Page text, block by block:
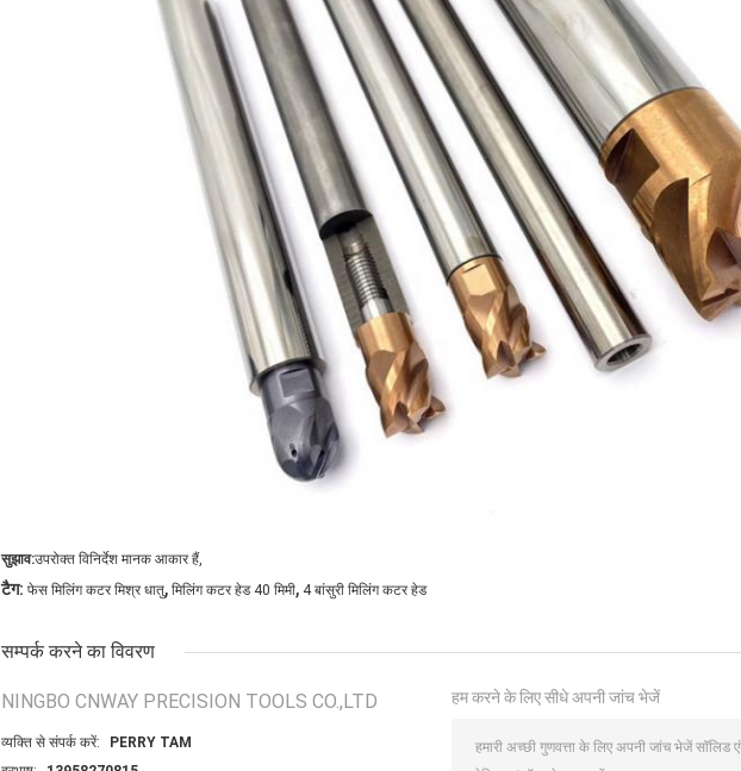
सुझाव:उपरोक्त विनिर्देश मानक आकार हैं,
टैग: फेस मिलिंग कटर मिश्र धातु, मिलिंग कटर हेड 40 मिमी, 4 बांसुरी मिलिंग कटर हेड
सम्पर्क करने का विवरण
NINGBO CNWAY PRECISION TOOLS CO.,LTD
व्यक्ति से संपर्क करें:
PERRY TAM
हम करने के लिए सीधे अपनी जांच भेजें